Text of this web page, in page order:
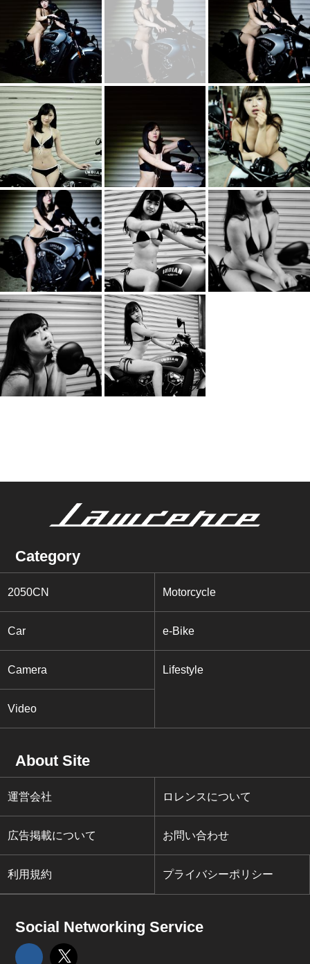
Category
2050CN Motorcycle
Car e-Bike
Camera Lifestyle
Video
About Site
運営会社 ロレンスについて
広告掲載について お問い合わせ
利用規約 プライバシーポリシー
Social Networking Service